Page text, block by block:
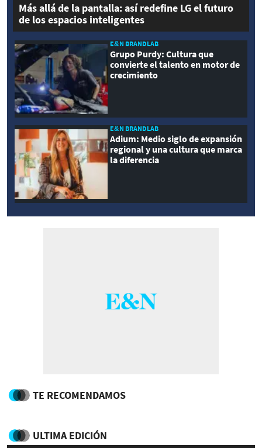
Más allá de la pantalla: así redefine LG el futuro
de los espacios inteligentes
E&N BRANDLAB
Grupo Purdy: Cultura que
convierte el talento en motor de
crecimiento
E&N BRANDLAB
Adium: Medio siglo de expansión
regional y una cultura que marca
la diferencia
TE RECOMENDAMOS
ULTIMA EDICIÓN